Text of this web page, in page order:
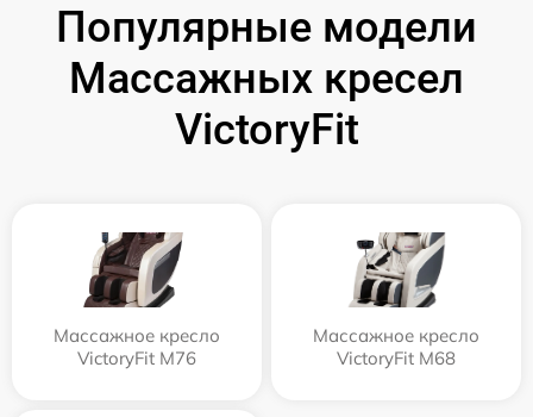
Популярные модели
Массажных кресел
VictoryFit
Массажное кресло
VictoryFit M76
Массажное кресло
VictoryFit M68